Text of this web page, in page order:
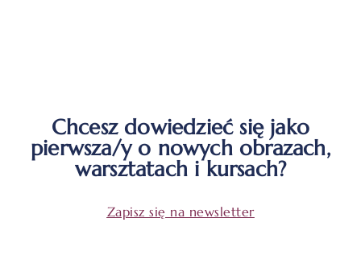
Chcesz dowiedzieć się jako
pierwsza/y o nowych obrazach,
warsztatach i kursach?
Zapisz się na newsletter